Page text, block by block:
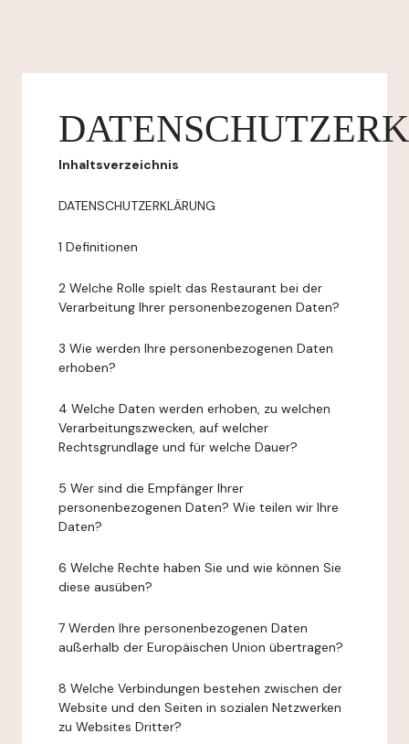
Inhaltsverzeichnis
DATENSCHUTZERKLÄRUNG
1 Definitionen
2 Welche Rolle spielt das Restaurant bei der
Verarbeitung Ihrer personenbezogenen Daten?
3 Wie werden Ihre personenbezogenen Daten
erhoben?
4 Welche Daten werden erhoben, zu welchen
Verarbeitungszwecken, auf welcher
Rechtsgrundlage und für welche Dauer?
5 Wer sind die Empfänger Ihrer
personenbezogenen Daten? Wie teilen wir Ihre
Daten?
6 Welche Rechte haben Sie und wie können Sie
diese ausüben?
7 Werden Ihre personenbezogenen Daten
außerhalb der Europäischen Union übertragen?
8 Welche Verbindungen bestehen zwischen der
Website und den Seiten in sozialen Netzwerken
zu Websites Dritter?